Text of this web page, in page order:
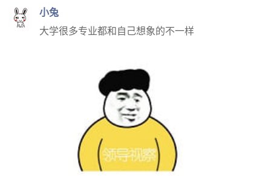
小兔
大学很多专业都和自己想象的不一样